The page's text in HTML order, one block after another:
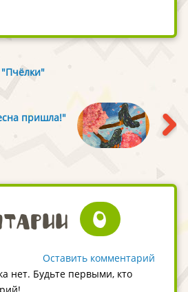
"Пчёлки"
пришла!"
0
Оставить комментарий
нет. Будьте первыми, кто